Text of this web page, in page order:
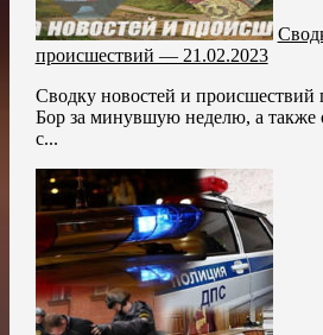
происшествий — 21.02.2023
Сводку новостей и
Бор за минувшую неделю, а также
с...